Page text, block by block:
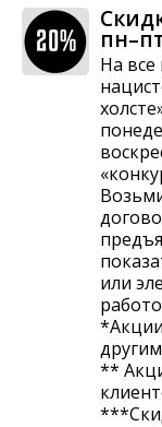
На все
или
**